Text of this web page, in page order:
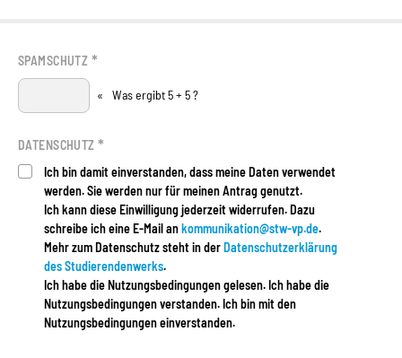
SPAMSCHUTZ *
« Was ergibt 5 + 5 ?
DATENSCHUTZ*
Ich bin damit einverstanden, dass meine Daten verwendet
werden. Sie werden nur für meinen Antrag genutzt.
Ich kann diese Einwilligung jederzeit widerrufen. Dazu
schreibe ich eine E-Mail ankommunikation@stw-vp.de.
Mehr zum Datenschutz steht in derDatenschutzerklärung
des Studierendenwerks.
Ich habe die Nutzungsbedingungen gelesen. Ich habe die
Nutzungsbedingungen verstanden. Ich bin mit den
Nutzungsbedingungen einverstanden.